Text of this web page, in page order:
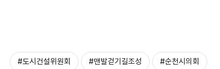
#도시건설위원회 #맨발걷기길조성 #순천시의회